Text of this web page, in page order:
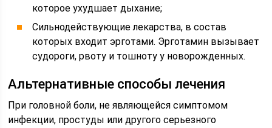
которое ухудшает дыхание;
Сильнодействующие лекарства, в состав
которых входит эрготами. Эрготамин вызывает
судороги, рвоту и тошноту у новорожденных.
Альтернативные способы лечения
При головной боли, не являющейся симптомом
инфекции, простуды или другого серьезного